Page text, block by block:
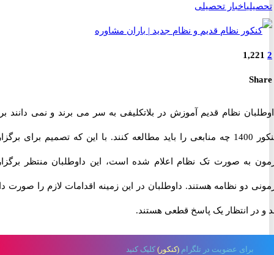
اخبار تحصیلی
نظام قدیم آموزش در بلاتکلیفی به سر می برند و نمی دانند برای
کنکور 1400 چه منابعی را باید مطالعه کنند. با این که تصمیم برای برگزاری
به صورت تک نظام اعلام شده است، این داوطلبان منتظر برگزاری
دو نظامه هستند. داوطلبان در این زمینه اقدامات لازم را صورت داده
در انتظار یک پاسخ قطعی هستند.
عضویت در تلگرام(کنکور)کلیک کنید